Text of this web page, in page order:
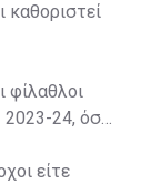
καθοριστεί
φίλαθλοι
2023-24, όσο
είτε